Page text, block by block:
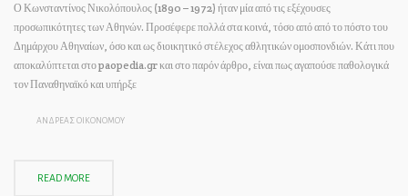
Ο Κωνσταντίνος Νικολόπουλος (1890 – 1972) ήταν μία από τις εξέχουσες
προσωπικότητες των Αθηνών. Προσέφερε πολλά στα κοινά, τόσο από από το πόστο του
Δημάρχου Αθηναίων, όσο και ως διοικητικό στέλεχος αθλητικών ομοσπονδιών. Κάτι που
αποκαλύπτεται στο paopedia.gr και στο παρόν άρθρο, είναι πως αγαπούσε παθολογικά
τον Παναθηναϊκό και υπήρξε
ΑΝΔΡΕΑΣ ΟΙΚΟΝΟΜΟΥ
READ MORE